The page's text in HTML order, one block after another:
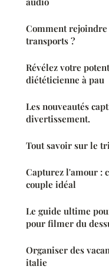
Comment
transports ?
Révélez votre
diététicienne à pau
Les nouveautés
divertissement.
Tout savoir sur le
Capturez l'amour :
couple idéal
Le guide ultime
pour filmer du
Organiser des
italie